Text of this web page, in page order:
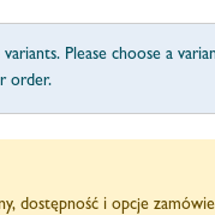
Please choose a
order.
dostępność i opcje